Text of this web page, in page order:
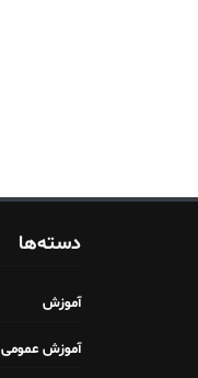
دسته‌ها
آموزش
آموزش عمومی